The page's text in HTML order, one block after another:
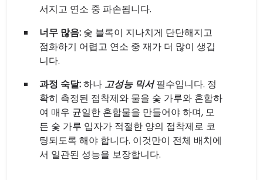
서지고 연소 중 파손됩니다.
너무 많음: 숯 블록이 지나치게 단단해지고
점화하기 어렵고 연소 중 재가 더 많이 생깁
니다.
과정 숙달:하나 고성능 믹서필수입니다. 정
확히 측정된 접착제와 물을 숯 가루와 혼합하
여 매우 균일한 혼합물을 만들어야 하며, 모
든 숯 가루 입자가 적절한 양의 접착제로 코
팅되도록 해야 합니다. 이것만이 전체 배치에
서 일관된 성능을 보장합니다.